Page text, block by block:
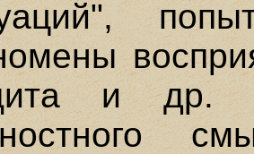
и др.